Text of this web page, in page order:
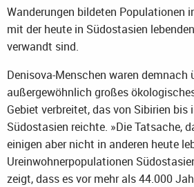
Wanderungen bildeten Populationen
mit der heute in Südostasien
verwandt sind.
Denisova-Menschen waren demnach
außergewöhnlich großes
Gebiet verbreitet, das von Sibirien bis
Südostasien reichte. »Die Tatsache,
einigen aber nicht in anderen heute
Ureinwohnerpopulationen
zeigt, dass es vor mehr als 44.000